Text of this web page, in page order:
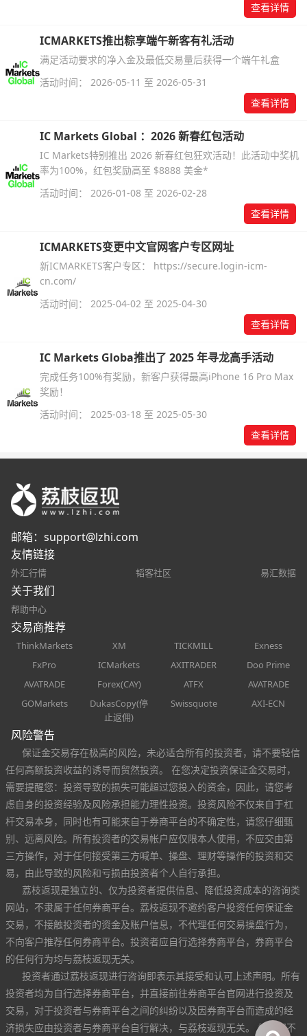
查看详情
ICMARKETS推出粽享端午新客有礼活动
满足活动要求的净入金及最低交易量后获得一个端午礼盒
活动时间： 2026-05-11 至 2026-05-31
查看详情
IC Markets Global ：2026 新春红包活动
IC Markets特别推出 2026 新春红包狂欢活动！此活动中奖机
率为100%，红包奖励高至 $8888 美金*
活动时间： 2026-01-08 至 2026-02-28
查看详情
ICMARKETS变更中文官网客户专区网址
新ICMARKETS客户专区： https://secure.login-icm-
cn.com/
活动时间： 2025-04-02 至 2025-04-30
查看详情
IC Markets Globa推出了 2025 年寻龙高手活动
完成任务100%有奖励，新客户获得最高iPhone 16 Pro Max
奖励！
活动时间： 2025-03-18 至 2025-05-30
查看详情
邮箱： support@lzhi.com
友情链接
外汇行情 韬客社区 易汇数据
关于我们
帮助中心
交易商推荐
ThinkMarkets XM TICKMILL
Exness
FxPro
ICMarkets AXITRADER
Doo Prime
AVATRADE
Forex(CAY) ATFX
AVATRADE
GOMarkets
DukasCopy(停
止返佣)
Swissquote AXI-ECN
风险警告
保证金交易存在极高的风险，未必适合所有的投资者，请不要轻信
任何高额投资收益的诱导而贸然投资。 在您决定投资保证金交易时，
需要提醒您：投资导致的损失可能超过您投入的资金，因此，请您考
虑自身的投资经验及风险承担能力理性投资。投资风险不仅来自于杠
杆交易本身，同时也有可能来自于券商平台的不确定性，请您仔细甄
别、远离风险。所有投资者的交易帐户应仅限本人使用，不应交由第
三方操作，对于任何接受第三方喊单、操盘、理财等操作的投资和交
易，由此导致的风险和亏损由投资者个人自行承担。
荔枝返现是独立的、仅为投资者提供信息、降低投资成本的咨询类
网站，不隶属于任何券商平台。荔枝返现不邀约客户投资任何保证金
交易，不接触投资者的资金及账户信息，不代理任何交易操盘行为，
不向客户推荐任何券商平台。投资者应自行选择券商平台，券商平台
的任何行为均与荔枝返现无关。
投资者通过荔枝返现进行咨询即表示其接受和认可上述声明。所有
投资者均为自行选择券商平台，并直接前往券商平台官网进行投资及
交易，对于投资者与券商平台之间的纠纷以及因券商平台而造成的经
济损失应由投资者与券商平台自行解决，与荔枝返现无关。 如果您不